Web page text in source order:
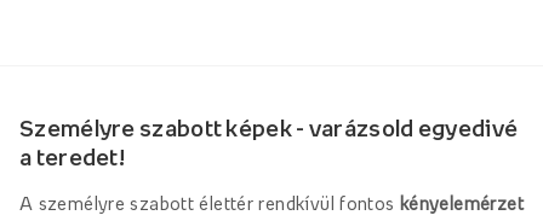
Személyre szabott képek - varázsold egyedivé
a teredet!
A személyre szabott élettér rendkívül fontos kényelemérzet